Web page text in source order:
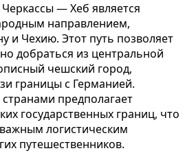
— Хеб является
направлением,
и Чехию. Этот путь позволяет
добраться из центральной
чешский город,
границы с Германией.
предполагает
государственных границ, что
логистическим
путешественников.